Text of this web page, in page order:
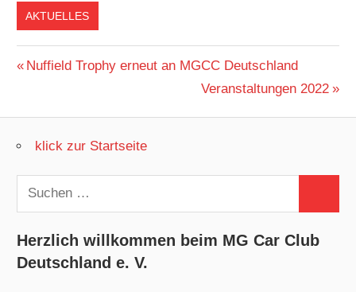
AKTUELLES
Beitragsnavigation
Vorheriger
Nuffield Trophy erneut an MGCC Deutschland
Nächster
Veranstaltungen 2022
klick zur Startseite
Suchen
nach:
Herzlich willkommen beim MG Car Club
Deutschland e. V.